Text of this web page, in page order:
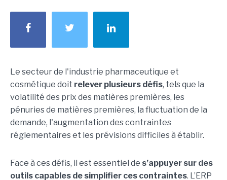
Le secteur de l'industrie pharmaceutique et
cosmétique doit relever plusieurs défis, tels que la
volatilité des prix des matières premières, les
pénuries de matières premières, la fluctuation de la
demande, l'augmentation des contraintes
réglementaires et les prévisions difficiles à établir.
Face à ces défis, il est essentiel de s’appuyer sur des
outils capables de simplifier ces contraintes. L’ERP